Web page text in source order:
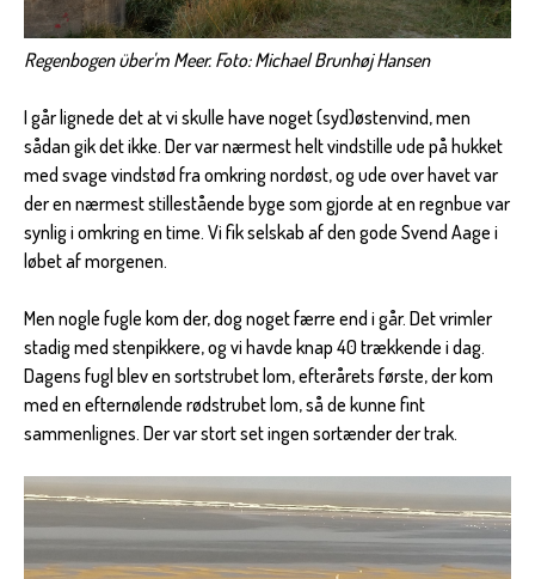
Regenbogen über'm Meer. Foto: Michael Brunhøj Hansen
I går lignede det at vi skulle have noget (syd)østenvind, men
sådan gik det ikke. Der var nærmest helt vindstille ude på hukket
med svage vindstød fra omkring nordøst, og ude over havet var
der en nærmest stillestående byge som gjorde at en regnbue var
synlig i omkring en time. Vi fik selskab af den gode Svend Aage i
løbet af morgenen.
Men nogle fugle kom der, dog noget færre end i går. Det vrimler
stadig med stenpikkere, og vi havde knap 40 trækkende i dag.
Dagens fugl blev en sortstrubet lom, efterårets første, der kom
med en efternølende rødstrubet lom, så de kunne fint
sammenlignes. Der var stort set ingen sortænder der trak.